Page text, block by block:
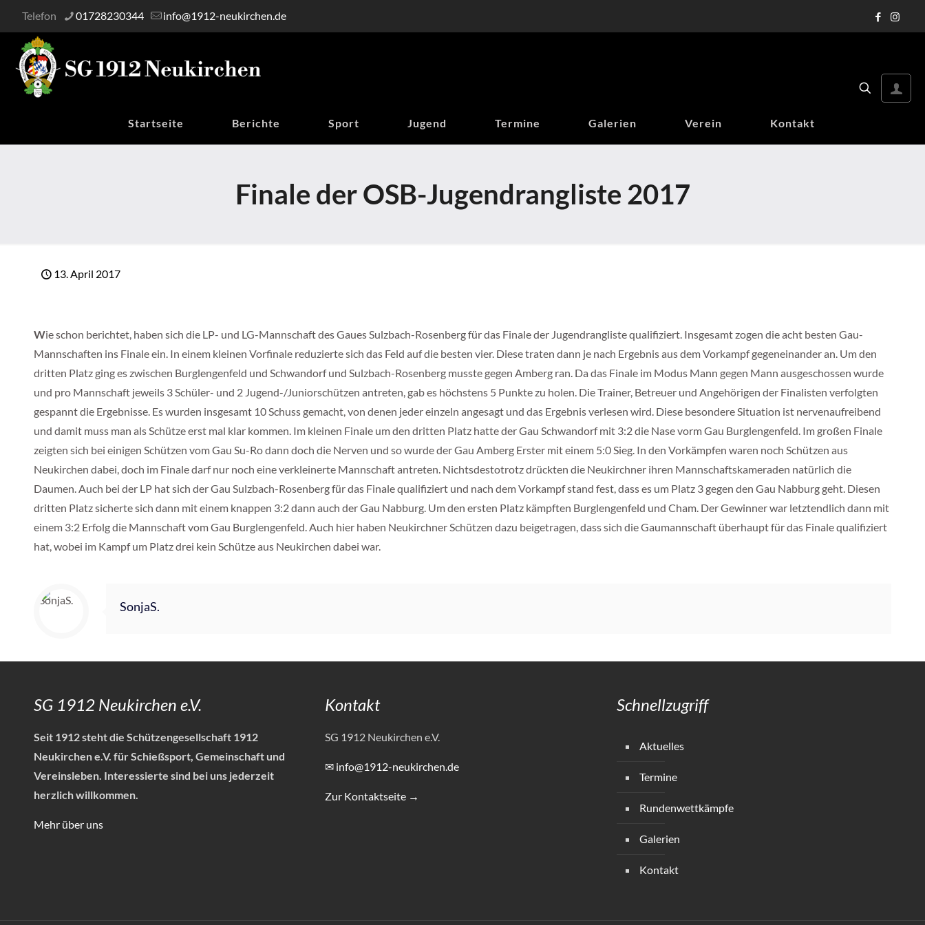
Telefon 01728230344 info@1912-neukirchen.de
Startseite Berichte Sport Jugend Termine Galerien Verein Kontakt
Finale der OSB-Jugendrangliste 2017
13. April 2017
Wie schon berichtet, haben sich die LP- und LG-Mannschaft des Gaues Sulzbach-Rosenberg für das Finale der Jugendrangliste qualifiziert. Insgesamt zogen die acht besten Gau-
Mannschaften ins Finale ein. In einem kleinen Vorfinale reduzierte sich das Feld auf die besten vier. Diese traten dann je nach Ergebnis aus dem Vorkampf gegeneinander an. Um den
dritten Platz ging es zwischen Burglengenfeld und Schwandorf und Sulzbach-Rosenberg musste gegen Amberg ran. Da das Finale im Modus Mann gegen Mann ausgeschossen wurde
und pro Mannschaft jeweils 3 Schüler- und 2 Jugend-/Juniorschützen antreten, gab es höchstens 5 Punkte zu holen. Die Trainer, Betreuer und Angehörigen der Finalisten verfolgten
gespannt die Ergebnisse. Es wurden insgesamt 10 Schuss gemacht, von denen jeder einzeln angesagt und das Ergebnis verlesen wird. Diese besondere Situation ist nervenaufreibend
und damit muss man als Schütze erst mal klar kommen. Im kleinen Finale um den dritten Platz hatte der Gau Schwandorf mit 3:2 die Nase vorm Gau Burglengenfeld. Im großen Finale
zeigten sich bei einigen Schützen vom Gau Su-Ro dann doch die Nerven und so wurde der Gau Amberg Erster mit einem 5:0 Sieg. In den Vorkämpfen waren noch Schützen aus
Neukirchen dabei, doch im Finale darf nur noch eine verkleinerte Mannschaft antreten. Nichtsdestotrotz drückten die Neukirchner ihren Mannschaftskameraden natürlich die
Daumen. Auch bei der LP hat sich der Gau Sulzbach-Rosenberg für das Finale qualifiziert und nach dem Vorkampf stand fest, dass es um Platz 3 gegen den Gau Nabburg geht. Diesen
dritten Platz sicherte sich dann mit einem knappen 3:2 dann auch der Gau Nabburg. Um den ersten Platz kämpften Burglengenfeld und Cham. Der Gewinner war letztendlich dann mit
einem 3:2 Erfolg die Mannschaft vom Gau Burglengenfeld. Auch hier haben Neukirchner Schützen dazu beigetragen, dass sich die Gaumannschaft überhaupt für das Finale qualifiziert
hat, wobei im Kampf um Platz drei kein Schütze aus Neukirchen dabei war.
SonjaS.
SG 1912 Neukirchen e.V.
Seit 1912 steht die Schützengesellschaft 1912
Neukirchen e.V. für Schießsport, Gemeinschaft und
Vereinsleben. Interessierte sind bei uns jederzeit
herzlich willkommen.
Mehr über uns
Kontakt
SG 1912 Neukirchen e.V.
✉ info@1912-neukirchen.de
Zur Kontaktseite →
Schnellzugriff
Aktuelles
Termine
Rundenwettkämpfe
Galerien
Kontakt